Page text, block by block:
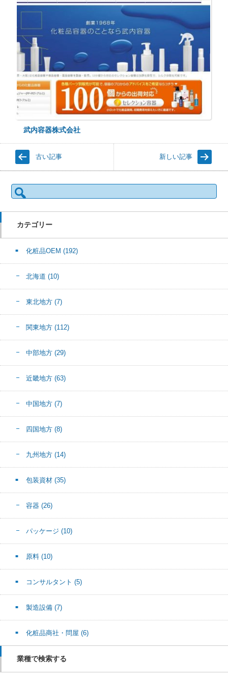
武内容器株式会社
古い記事 新しい記事
検
索:
カテゴリー
化粧品OEM (192)
北海道 (10)
東北地方 (7)
関東地方 (112)
中部地方 (29)
近畿地方 (63)
中国地方 (7)
四国地方 (8)
九州地方 (14)
包装資材 (35)
容器 (26)
パッケージ (10)
原料 (10)
コンサルタント (5)
製造設備 (7)
化粧品商社・問屋 (6)
業種で検索する